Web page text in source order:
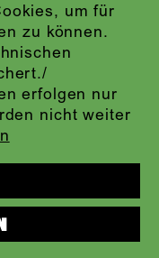
um für
zu können.
erfolgen nur
nicht weiter